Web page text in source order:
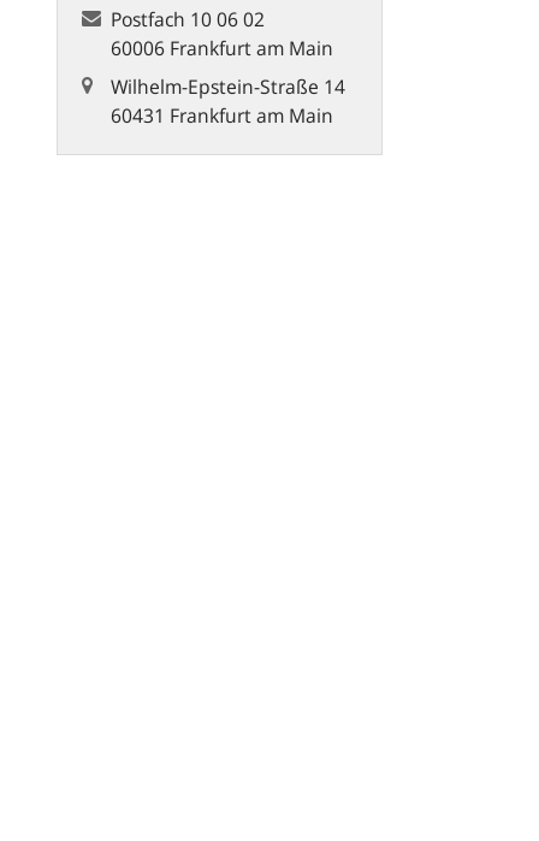
Postfach 10 06 02
60006 Frankfurt am Main
Wilhelm-Epstein-Straße 14
60431 Frankfurt am Main